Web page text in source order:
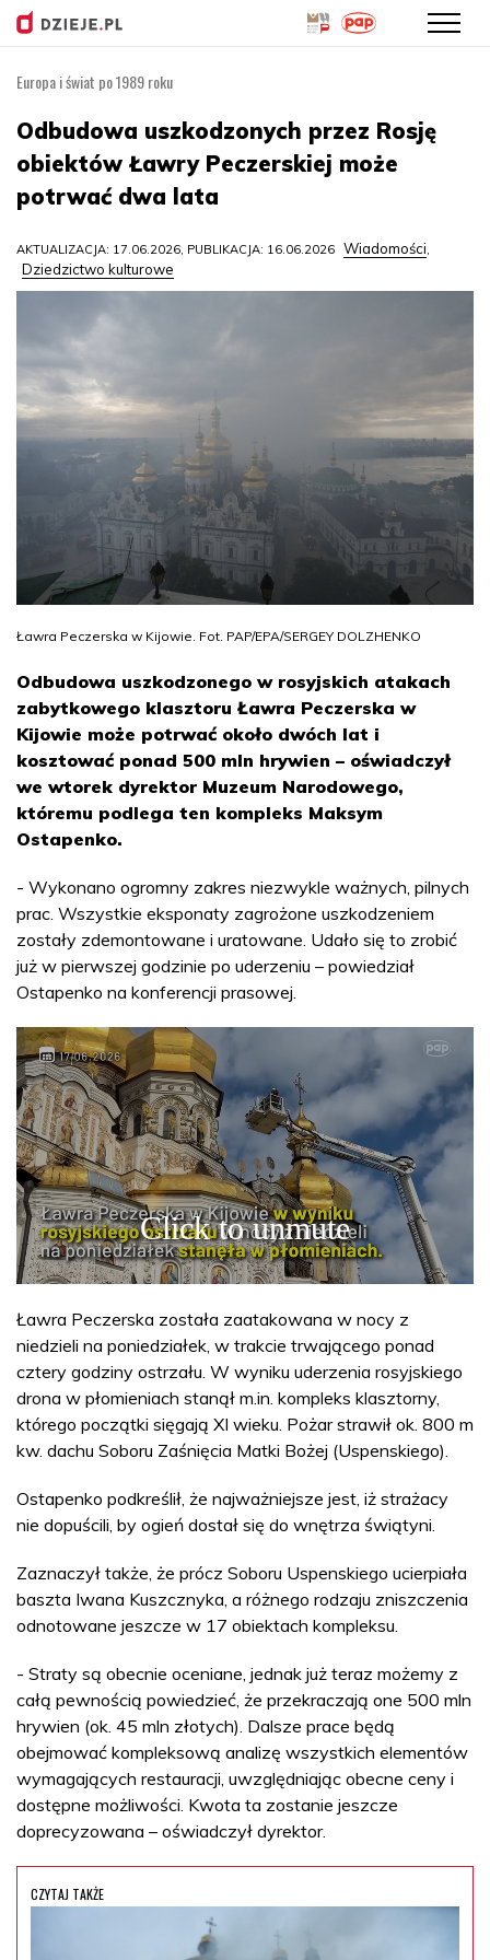
treści
Europa i świat po 1989 roku
Odbudowa uszkodzonych przez Rosję
obiektów Ławry Peczerskiej może
potrwać dwa lata
AKTUALIZACJA: 17.06.2026, PUBLIKACJA: 16.06.2026 Wiadomości,
Dziedzictwo kulturowe
Ławra Peczerska w Kijowie. Fot. PAP/EPA/SERGEY DOLZHENKO
Odbudowa uszkodzonego w rosyjskich atakach
zabytkowego klasztoru Ławra Peczerska w
Kijowie może potrwać około dwóch lat i
kosztować ponad 500 mln hrywien – oświadczył
we wtorek dyrektor Muzeum Narodowego,
któremu podlega ten kompleks Maksym
Ostapenko.
- Wykonano ogromny zakres niezwykle ważnych, pilnych
prac. Wszystkie eksponaty zagrożone uszkodzeniem
zostały zdemontowane i uratowane. Udało się to zrobić
już w pierwszej godzinie po uderzeniu – powiedział
Ostapenko na konferencji prasowej.
Ławra Peczerska została zaatakowana w nocy z
niedzieli na poniedziałek, w trakcie trwającego ponad
cztery godziny ostrzału. W wyniku uderzenia rosyjskiego
drona w płomieniach stanął m.in. kompleks klasztorny,
którego początki sięgają XI wieku. Pożar strawił ok. 800 m
kw. dachu Soboru Zaśnięcia Matki Bożej (Uspenskiego).
Ostapenko podkreślił, że najważniejsze jest, iż strażacy
nie dopuścili, by ogień dostał się do wnętrza świątyni.
Zaznaczył także, że prócz Soboru Uspenskiego ucierpiała
baszta Iwana Kuszcznyka, a różnego rodzaju zniszczenia
odnotowane jeszcze w 17 obiektach kompleksu.
- Straty są obecnie oceniane, jednak już teraz możemy z
całą pewnością powiedzieć, że przekraczają one 500 mln
hrywien (ok. 45 mln złotych). Dalsze prace będą
obejmować kompleksową analizę wszystkich elementów
wymagających restauracji, uwzględniając obecne ceny i
dostępne możliwości. Kwota ta zostanie jeszcze
doprecyzowana – oświadczył dyrektor.
CZYTAJ TAKŻE